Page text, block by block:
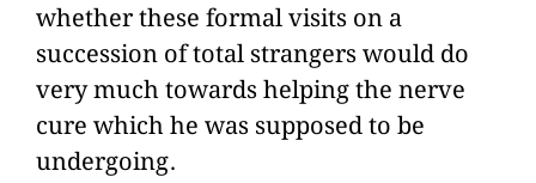
whether these formal visits on a
succession of total strangers would do
very much towards helping the nerve
cure which he was supposed to be
undergoing.